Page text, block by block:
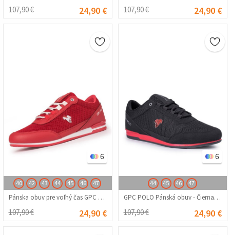
107,90 € 24,90 € 107,90 € 24,90 €
6
40 42 43 44 45 46 47
Pánska obuv pre voľný čas GPC POLO – červená 20210835391
107,90 € 24,90 €
6
44 45 46 47
GPC POLO Pánská obuv - Čierna 20210835257
107,90 € 24,90 €